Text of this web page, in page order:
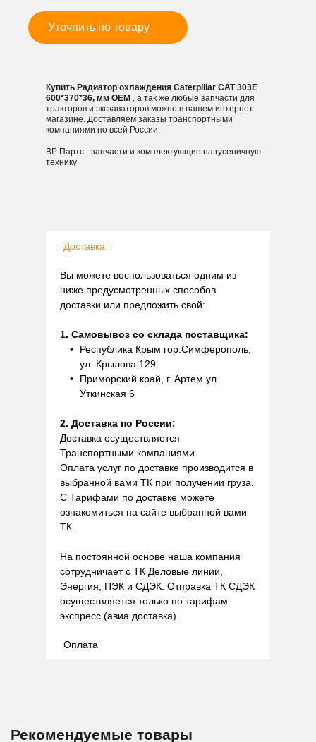
Уточнить по товару
Купить Радиатор охлаждения Caterpillar CAT 303E
600*370*36, мм OEM , а так же любые запчасти для
тракторов и экскаваторов можно в нашем интернет-
магазине. Доставляем заказы транспортными
компаниями по всей России.
ВР Партс - запчасти и комплектующие на гусеничную
технику
Доставка
Вы можете воспользоваться одним из
ниже предусмотренных способов
доставки или предложить свой:
1. Самовывоз со склада поставщика:
Республика Крым гор.Симферополь,
ул. Крылова 129
Приморский край, г. Артем ул.
Уткинская 6
2. Доставка по России:
Доставка осуществляется
Транспортными компаниями.
Оплата услуг по доставке производится в
выбранной вами ТК при получении груза.
С Тарифами по доставке можете
ознакомиться на сайте выбранной вами
ТК.
На постоянной основе наша компания
сотрудничает с ТК Деловые линии,
Энергия, ПЭК и СДЭК. Отправка ТК СДЭК
осуществляется только по тарифам
экспресс (авиа доставка).
Оплата
Рекомендуемые товары